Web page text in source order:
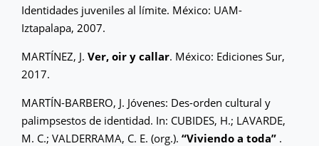
Identidades juveniles al límite. México: UAM-
Iztapalapa, 2007.
MARTÍNEZ, J. Ver, oir y callar. México: Ediciones Sur,
2017.
MARTÍN-BARBERO, J. Jóvenes: Des-orden cultural y
palimpsestos de identidad. In: CUBIDES, H.; LAVARDE,
M. C.; VALDERRAMA, C. E. (org.). “Viviendo a toda” .